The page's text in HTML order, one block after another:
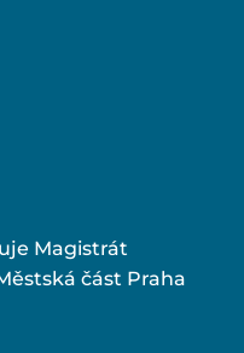
Magistrát
část Praha